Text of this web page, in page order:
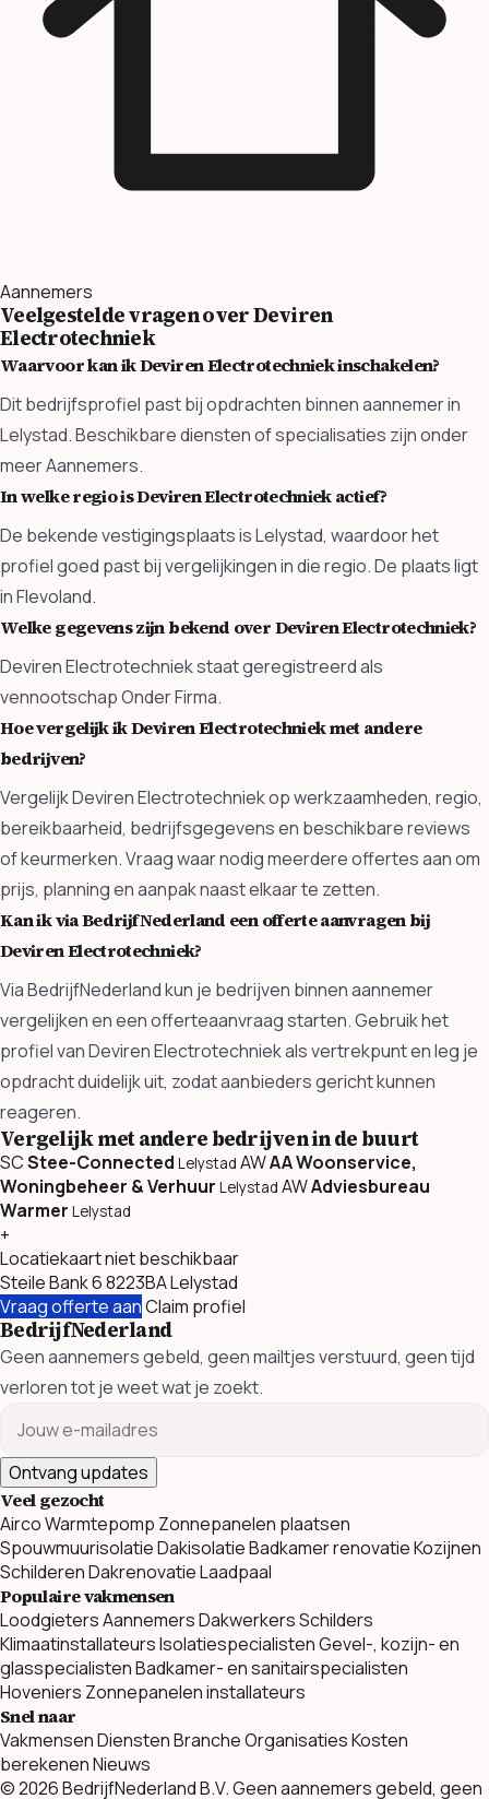
Aannemers
Veelgestelde vragen over Deviren
Electrotechniek
Waarvoor kan ik Deviren Electrotechniek inschakelen?
Dit bedrijfsprofiel past bij opdrachten binnen aannemer in
Lelystad. Beschikbare diensten of specialisaties zijn onder
meer Aannemers.
In welke regio is Deviren Electrotechniek actief?
De bekende vestigingsplaats is Lelystad, waardoor het
profiel goed past bij vergelijkingen in die regio. De plaats ligt
in Flevoland.
Welke gegevens zijn bekend over Deviren Electrotechniek?
Deviren Electrotechniek staat geregistreerd als
vennootschap Onder Firma.
Hoe vergelijk ik Deviren Electrotechniek met andere
bedrijven?
Vergelijk Deviren Electrotechniek op werkzaamheden, regio,
bereikbaarheid, bedrijfsgegevens en beschikbare reviews
of keurmerken. Vraag waar nodig meerdere offertes aan om
prijs, planning en aanpak naast elkaar te zetten.
Kan ik via BedrijfNederland een offerte aanvragen bij
Deviren Electrotechniek?
Via BedrijfNederland kun je bedrijven binnen aannemer
vergelijken en een offerteaanvraag starten. Gebruik het
profiel van Deviren Electrotechniek als vertrekpunt en leg je
opdracht duidelijk uit, zodat aanbieders gericht kunnen
reageren.
Vergelijk met andere bedrijven in de buurt
SCStee-Connected Lelystad AWAA Woonservice,
Woningbeheer & Verhuur Lelystad AWAdviesbureau
Warmer Lelystad
+
Locatiekaart niet beschikbaar
Steile Bank 6 8223BA Lelystad
Vraag offerte aanClaim profiel
BedrijfNederland
Geen aannemers gebeld, geen mailtjes verstuurd, geen tijd
verloren tot je weet wat je zoekt.
Ontvang updates
Veel gezocht
AircoWarmtepomp Zonnepanelen plaatsen
SpouwmuurisolatieDakisolatieBadkamer renovatieKozijnen
SchilderenDakrenovatieLaadpaal
Populaire vakmensen
LoodgietersAannemersDakwerkersSchilders
KlimaatinstallateursIsolatiespecialistenGevel-, kozijn- en
glasspecialistenBadkamer- en sanitairspecialisten
Hoveniers Zonnepanelen installateurs
Snel naar
VakmensenDienstenBranche OrganisatiesKosten
berekenenNieuws
© 2026 BedrijfNederland B.V. Geen aannemers gebeld, geen